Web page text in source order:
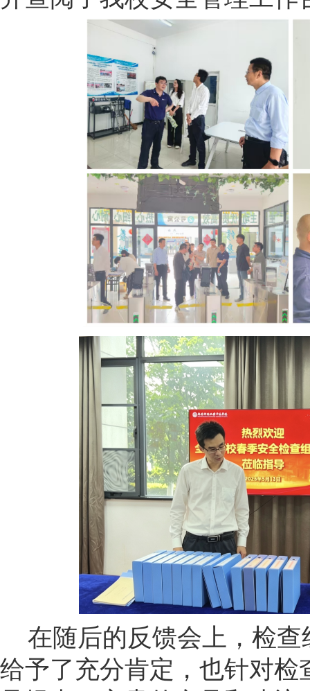
在随后的反馈会上，检
给予了充分肯定，也针对